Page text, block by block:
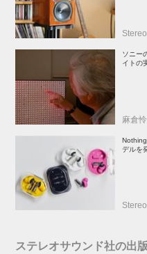
ソニー
イトの
麻倉
デルを
ステレオサウンド社の出